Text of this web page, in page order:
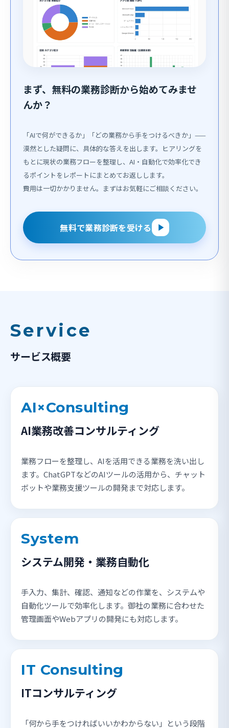
まず、無料の業務診断から始めてみませ
んか？
「AIで何ができるか」「どの業務から手をつけるべきか」——
漠然とした疑問に、具体的な答えを出します。ヒアリングを
もとに現状の業務フローを整理し、AI・自動化で効率化でき
るポイントをレポートにまとめてお返しします。
費用は一切かかりません。まずはお気軽にご相談ください。
無料で業務診断を受ける
Service
サービス概要
AI×Consulting
AI業務改善コンサルティング
業務フローを整理し、AIを活用できる業務を洗い出し
ます。ChatGPTなどのAIツールの活用から、チャット
ボットや業務支援ツールの開発まで対応します。
System
システム開発・業務自動化
手入力、集計、確認、通知などの作業を、システムや
自動化ツールで効率化します。御社の業務に合わせた
管理画面やWebアプリの開発にも対応します。
IT Consulting
ITコンサルティング
「何から手をつければいいかわからない」という段階